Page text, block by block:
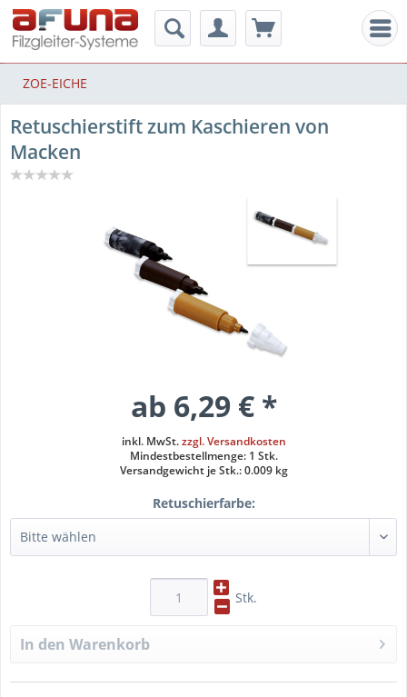
ZOE-EICHE
Retuschierstift zum Kaschieren von
Macken
ab 6,29 € *
inkl. MwSt.zzgl. Versandkosten
Mindestbestellmenge: 1 Stk.
Versandgewicht je Stk.: 0.009 kg
Retuschierfarbe:
Stk.
In den Warenkorb